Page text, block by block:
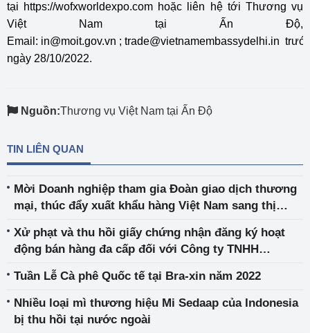
tại https://wofxworldexpo.com hoặc liên hệ tới Thương vụ
Việt Nam tại Ấn Độ,
Email: in@moit.gov.vn ; trade@vietnamembassydelhi.in
ngày 28/10/2022.
Nguồn:Thương vụ Việt Nam tại Ấn Độ
TIN LIÊN QUAN
Mời Doanh nghiệp tham gia Đoàn giao dịch thương
mại, thúc đẩy xuất khẩu hàng Việt Nam sang thị
Xử phạt và thu hồi giấy chứng nhận đăng ký hoạt
động bán hàng đa cấp đối với Công ty TNHH
Tuần Lễ Cà phê Quốc tế tại Bra-xin năm 2022
Nhiều loại mì thương hiệu Mi Sedaap của Indonesia
bị thu hồi tại nước ngoài